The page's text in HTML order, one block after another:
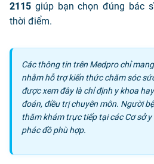
2115 giúp bạn chọn đúng bác
thời điểm.
Các thông tin trên Medpro chỉ
nhằm hỗ trợ kiến thức chăm sóc
được xem đây là chỉ định y khoa
đoán, điều trị chuyên môn. Người
thăm khám trực tiếp tại các Cơ sở
phác đồ phù hợp.